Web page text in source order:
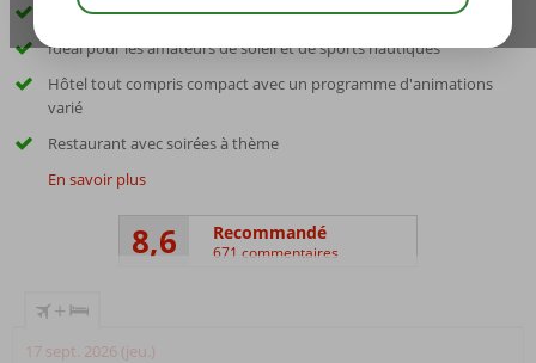
À proximité de la ville de Rhodes
Idéal pour les amateurs de soleil et de sports nautiques
Hôtel tout compris compact avec un programme d'animations
varié
Restaurant avec soirées à thème
En savoir plus
8,6 Recommandé
671 commentaires
+
17 sept. 2026 (jeu.)